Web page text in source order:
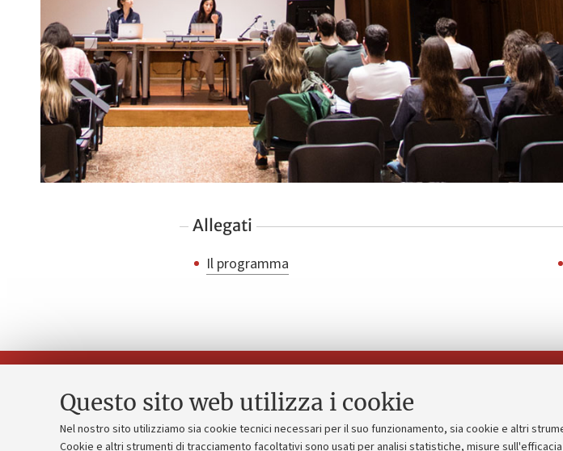
Questo sito web utilizza i cookie
Nel nostro sito utilizziamo sia cookie tecnici necessari per il suo funzionamento, sia cookie e altri
Cookie e altri strumenti di tracciamento facoltativi sono usati per analisi statistiche, misure
Allegati
Il programma
Piano strategico